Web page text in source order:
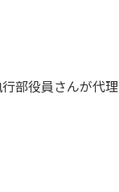
部役員さんが代理